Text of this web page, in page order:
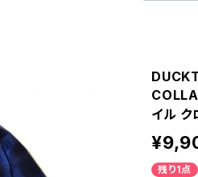
イル ク
残り1点